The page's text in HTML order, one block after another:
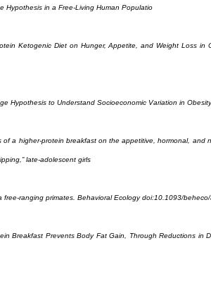
Hypothesis in a Free-Living Human Populatio
Ketogenic Diet on Hunger, Appetite, and Weight Loss in
Hypothesis to Understand Socioeconomic Variation in Obesity
a higher-protein breakfast on the appetitive, hormonal, and
late-adolescent girls
ranging primates. Behavioral Ecology doi:10.1093/
Breakfast Prevents Body Fat Gain, Through Reductions in